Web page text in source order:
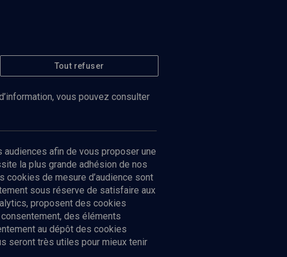
Tout refuser
vous pouvez consulter
audiences afin de vous proposer une
la plus grande adhésion de nos
de mesure d’audience sont
sous réserve de satisfaire aux
proposent des cookies
des éléments
au dépôt des cookies
seront très utiles pour mieux tenir